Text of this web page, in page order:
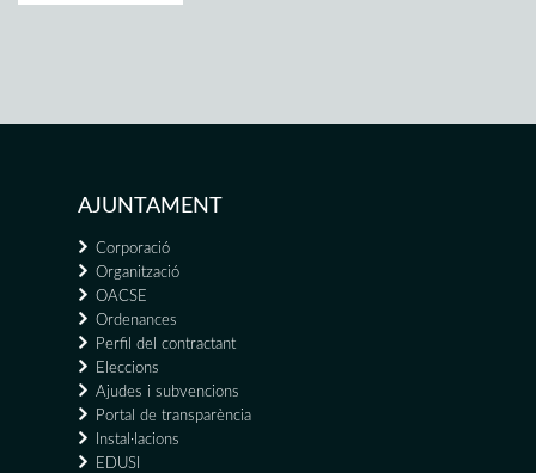
AJUNTAMENT
Corporació
Organització
OACSE
Ordenances
Perfil del contractant
Eleccions
Ajudes i subvencions
Portal de transparència
Instal·lacions
EDUSI